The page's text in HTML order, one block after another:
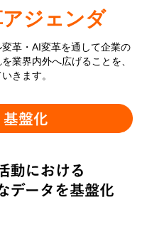
ジェンダ
革・AI変革を通して企業の
業界内外へ広げることを、
きます。